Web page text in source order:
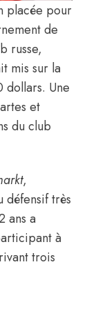
placée pour
de
russe,
mis sur la
Une
et
du club
,
défensif très
ans a
à
trois